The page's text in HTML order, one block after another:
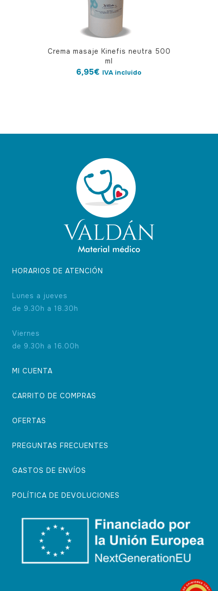
Crema masaje Kinefis neutra 500
ml
6,95€ IVA incluido
HORARIOS DE ATENCIÓN
Lunes a jueves
de 9.30h a 18.30h
Viernes
de 9.30h a 16.00h
MI CUENTA
CARRITO DE COMPRAS
OFERTAS
PREGUNTAS FRECUENTES
GASTOS DE ENVÍOS
POLÍTICA DE DEVOLUCIONES